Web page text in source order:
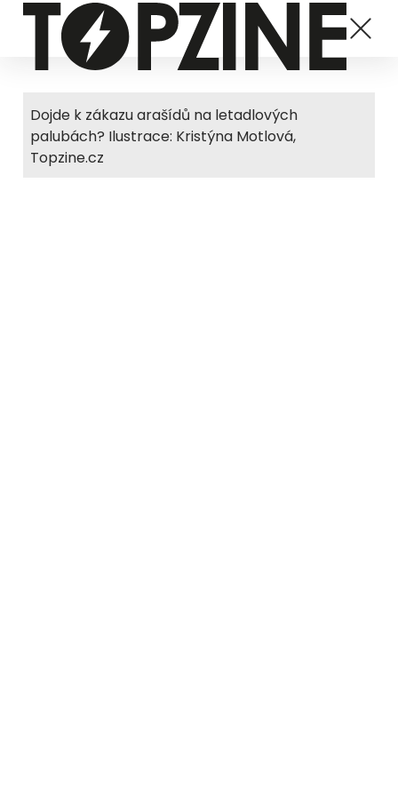
Dojde k zákazu arašídů na letadlových
palubách? Ilustrace: Kristýna Motlová,
Topzine.cz